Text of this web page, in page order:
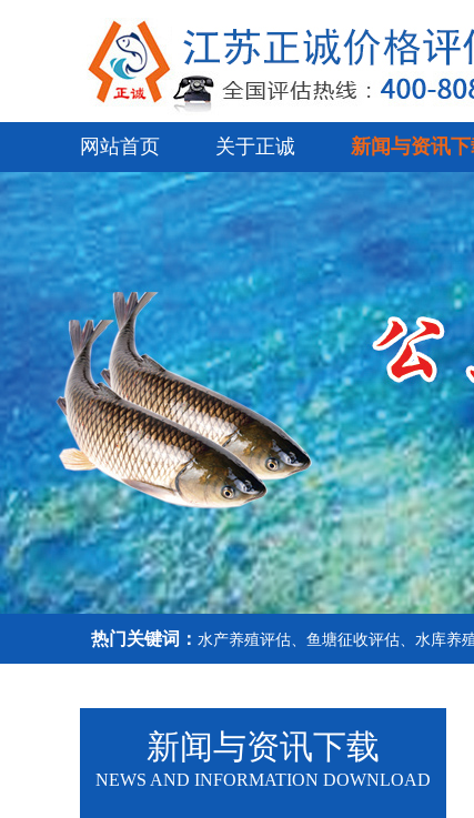
网站首页 关于正诚 新闻与资讯
热门关键词： 水产养殖评估、鱼塘征收评估、水库养
新闻与资讯下载
NEWS AND INFORMATION DOWNLOAD